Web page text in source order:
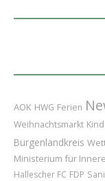
AOK HWG Ferien
Weihnachtsmarkt
Burgenlandkreis
Ministerium für
Hallescher FC FDP